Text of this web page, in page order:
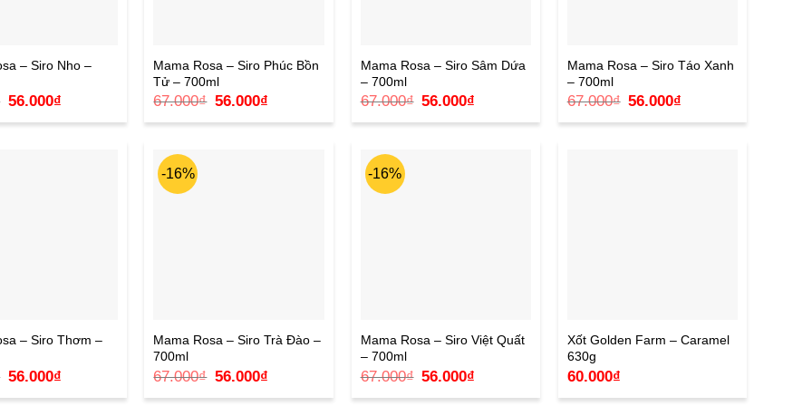
– Siro Nho –
Giá
là:
56.000₫Giá
tại
Mama Rosa – Siro Phúc Bồn
Tử – 700ml
67.000₫ Giá
là:
56.000₫Giá
tại
Mama Rosa – Siro Sâm Dứa
– 700ml
67.000₫ Giá
là:
56.000₫Giá
tại
Mama Rosa – Siro Táo Xanh
– 700ml
67.000₫ Giá
là:
56.000₫Giá
tại
– Siro Thơm –
Giá
là:
56.000₫Giá
tại
-16%
Mama Rosa – Siro Trà Đào –
700ml
67.000₫ Giá
là:
56.000₫Giá
tại
-16%
Mama Rosa – Siro Việt Quất
– 700ml
67.000₫ Giá
là:
56.000₫Giá
tại
Xốt Golden Farm – Caramel
630g
60.000₫